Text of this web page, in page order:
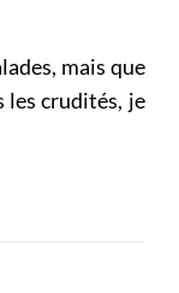
mais que
les crudités, je